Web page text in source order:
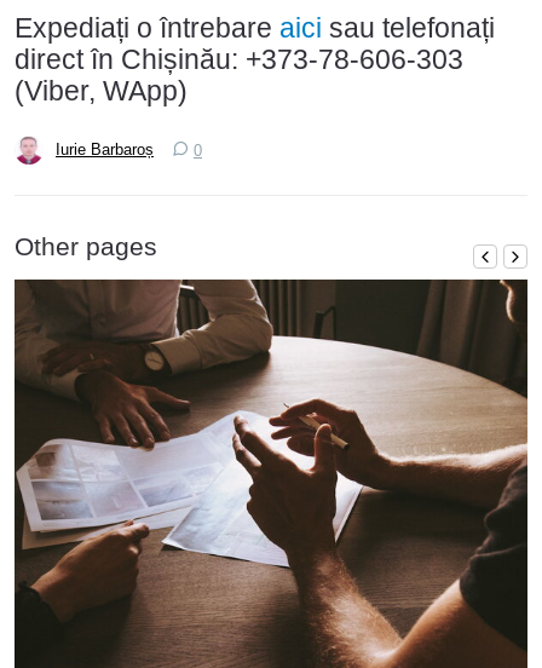
Expediați o întrebare aici sau telefonați
direct în Chișinău: +373-78-606-303
(Viber, WApp)
Iurie Barbaroș 0
Other pages